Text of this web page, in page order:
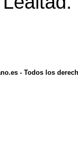
- Todos los